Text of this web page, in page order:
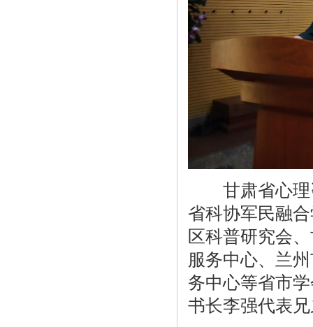
甘肃省心理
省科协军民融
区科普研究会
服务中心、兰
务中心等省市
书长李强代表